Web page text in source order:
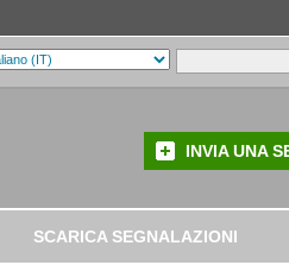
INVIA UNA
SCARICA SEGNALAZIONI